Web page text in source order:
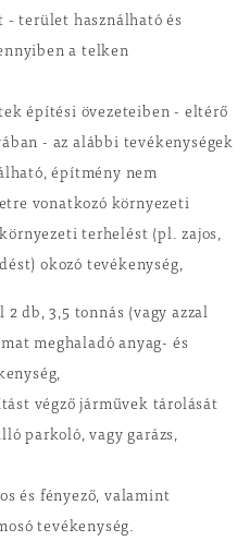
- terület használható és
a telken
építési övezeteiben - eltérő
- az alábbi tevékenységek
építmény nem
vonatkozó környezeti
terhelést (pl. zajos,
okozó tevékenység,
2 db, 3,5 tonnás (vagy azzal
meghaladó anyag- és
végző járművek tárolását
parkoló, vagy garázs,
és fényező, valamint
tevékenység.